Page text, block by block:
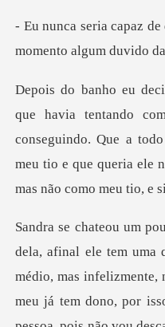
moment
conseguindo. Que a
meu tio e que qu
médio, mas infelizmente,
meu já tem dono, por